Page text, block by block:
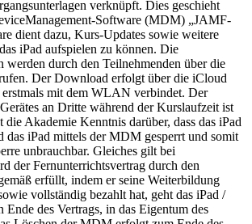
verknüpft. Dies geschieht
Software (MDM) „JAMF-
dient dazu, Kurs-Updates sowie weitere
iPad aufspielen zu können. Die
werden durch den Teilnehmenden über die
Der Download erfolgt über die iCloud
erstmals mit dem WLAN verbindet. Der
an Dritte während der Kurslaufzeit ist
Akademie Kenntnis darüber, dass das iPad
iPad mittels der MDM gesperrt und somit
unbrauchbar. Gleiches gilt bei
der Fernunterrichtsvertrag durch den
erfüllt, indem er seine Weiterbildung
vollständig bezahlt hat, geht das iPad /
Ende des Vertrags, in das Eigentum des